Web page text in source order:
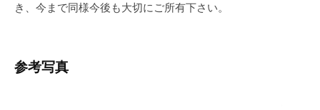
き、今まで同様今後も大切にご所有下さい。
参考写真